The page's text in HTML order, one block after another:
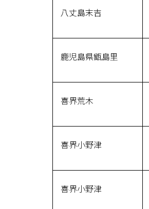
八丈島末吉
鹿児島県甑島里
喜界荒木
喜界小野津
喜界小野津